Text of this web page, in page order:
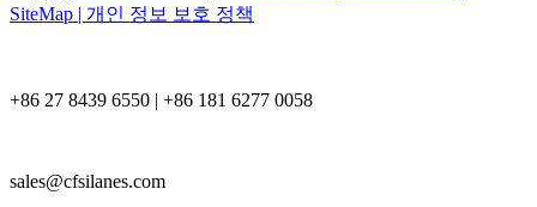
SiteMap | 개인 정보 보호 정책
+86 27 8439 6550 | +86 181 6277 0058
sales@cfsilanes.com